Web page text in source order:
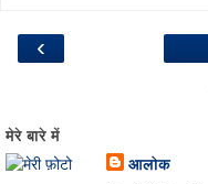
‹
मेरे बारे में
आलोक